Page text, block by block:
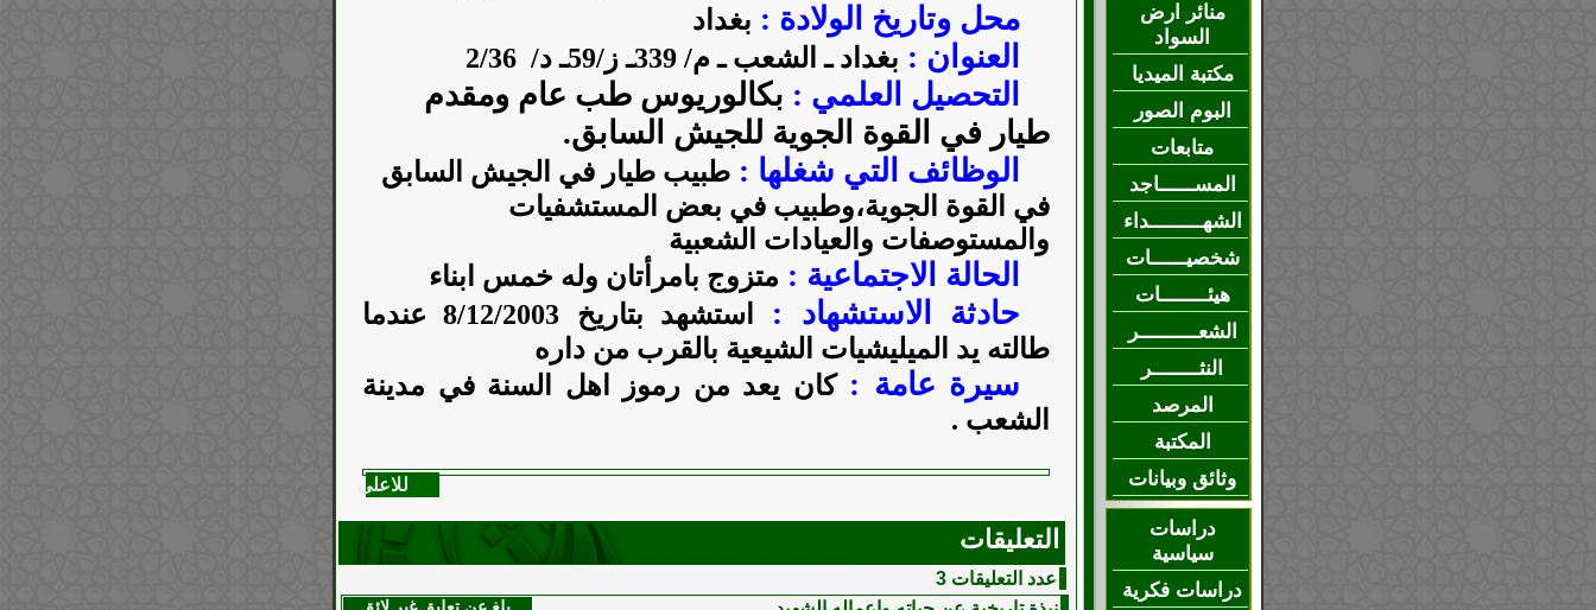
منائر ارض
السواد
مكتبة الميديا
البوم الصور
متابعات
المســــــاجد
الشهـــــــــداء
شخصيــــــات
هيئــــــــات
الشعــــــــــر
النثــــــــر
المرصد
المكتبة
وثائق وبيانات
دراسات
سياسية
دراسات فكرية
محل وتاريخ الولادة : بغداد
العنوان : بغداد ـ الشعب ـ م/ 339ـ ز/59ـ د/ 2/36
التحصيل العلمي : بكالوريوس طب عام ومقدم
طيار في القوة الجوية للجيش السابق.
الوظائف التي شغلها : طبيب طيار في الجيش السابق
في القوة الجوية،وطبيب في بعض المستشفيات
والمستوصفات والعيادات الشعبية
الحالة الاجتماعية : متزوج بامرأتان وله خمس ابناء
حادثة الاستشهاد :
استشهد بتاريخ 8/12/2003 عندما
طالته يد الميليشيات الشيعية بالقرب من داره
سيرة عامة :كان يعد من رموز اهل السنة في مدينة
الشعب .
للاعلى
التعليقات
عدد التعليقات 3